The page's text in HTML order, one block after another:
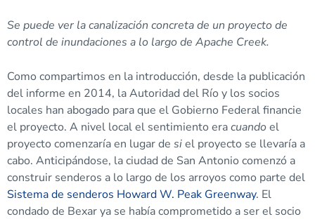
Se puede ver la canalización concreta de un proyecto de
control de inundaciones a lo largo de Apache Creek.
Como compartimos en la introducción, desde la publicación
del informe en 2014, la Autoridad del Río y los socios
locales han abogado para que el Gobierno Federal financie
el proyecto. A nivel local el sentimiento eracuandoel
proyecto comenzaría en lugar de siel proyecto se llevaría a
cabo. Anticipándose, la ciudad de San Antonio comenzó a
construir senderos a lo largo de los arroyos como parte del
Sistema de senderos Howard W. Peak Greenway. El
condado de Bexar ya se había comprometido a ser el socio